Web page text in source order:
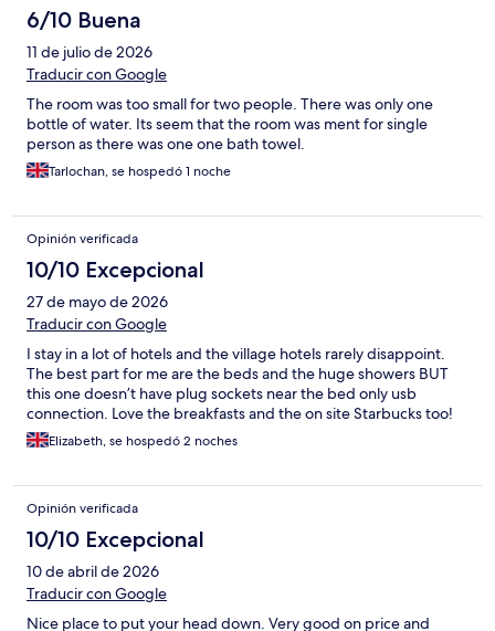
6/10 Buena
11 de julio de 2026
Traducir con Google
The room was too small for two people. There was only one
bottle of water. Its seem that the room was ment for single
person as there was one one bath towel.
Tarlochan, se hospedó 1 noche
Opinión verificada
10/10 Excepcional
27 de mayo de 2026
Traducir con Google
I stay in a lot of hotels and the village hotels rarely disappoint.
The best part for me are the beds and the huge showers BUT
this one doesn’t have plug sockets near the bed only usb
connection. Love the breakfasts and the on site Starbucks too!
Elizabeth, se hospedó 2 noches
Opinión verificada
10/10 Excepcional
10 de abril de 2026
Traducir con Google
Nice place to put your head down. Very good on price and